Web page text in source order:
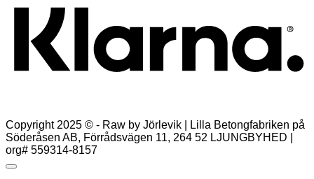
Copyright 2025 © - Raw by Jörlevik | Lilla Betongfabriken på
Söderåsen AB, Förrådsvägen 11, 264 52 LJUNGBYHED |
org# 559314-8157